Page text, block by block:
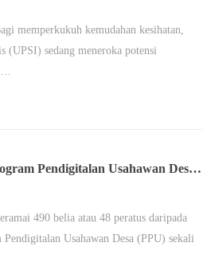
memperkukuh kemudahan kesihatan,
sedang meneroka potensi
Pendigitalan Usahawan Desa
490 belia atau 48 peratus daripada
Usahawan Desa (PPU) sekali